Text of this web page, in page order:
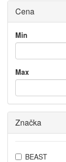
Cena
Min
Max
Značka
BEAST